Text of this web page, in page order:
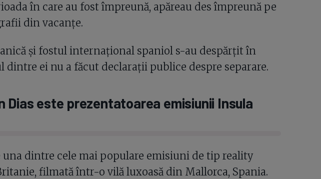
în care au fost împreună, apăreau des împreună pe
din vacanțe.
și fostul internațional spaniol s-au despărțit în
dintre ei nu a făcut declarații publice despre separare.
Dias este prezentatoarea emisiunii Insula
dintre cele mai populare emisiuni de tip reality
filmată într-o vilă luxoasă din Mallorca, Spania.